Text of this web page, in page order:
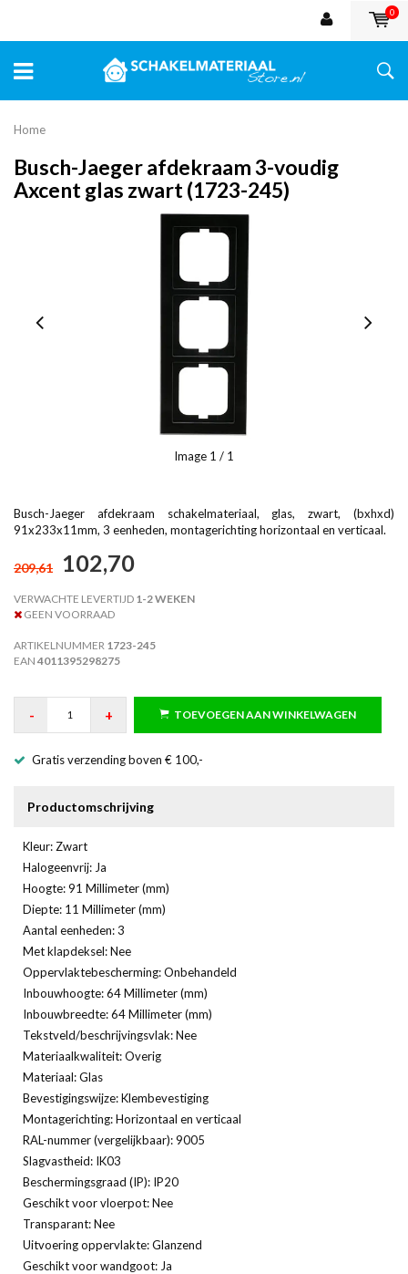
0
Home
Busch-Jaeger afdekraam 3-voudig
Axcent glas zwart (1723-245)
Image 1 / 1
Busch-Jaeger afdekraam schakelmateriaal, glas, zwart, (bxhxd)
91x233x11mm, 3 eenheden, montagerichting horizontaal en verticaal.
209,61 102,70
VERWACHTE LEVERTIJD 1-2 WEKEN
GEEN VOORRAAD
ARTIKELNUMMER 1723-245
EAN 4011395298275
- + TOEVOEGEN AAN WINKELWAGEN
Gratis verzending boven € 100,-
Productomschrijving
Kleur: Zwart
Halogeenvrij: Ja
Hoogte: 91 Millimeter (mm)
Diepte: 11 Millimeter (mm)
Aantal eenheden: 3
Met klapdeksel: Nee
Oppervlaktebescherming: Onbehandeld
Inbouwhoogte: 64 Millimeter (mm)
Inbouwbreedte: 64 Millimeter (mm)
Tekstveld/beschrijvingsvlak: Nee
Materiaalkwaliteit: Overig
Materiaal: Glas
Bevestigingswijze: Klembevestiging
Montagerichting: Horizontaal en verticaal
RAL-nummer (vergelijkbaar): 9005
Slagvastheid: IK03
Beschermingsgraad (IP): IP20
Geschikt voor vloerpot: Nee
Transparant: Nee
Uitvoering oppervlakte: Glanzend
Geschikt voor wandgoot: Ja